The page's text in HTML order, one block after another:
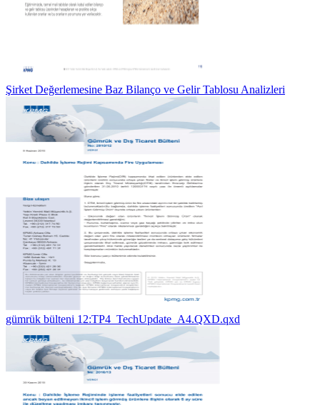
Şirket Değerlemesine Baz Bilanço ve Gelir Tablosu Analizleri
gümrük bülteni 12:TP4_TechUpdate_A4.QXD.qxd